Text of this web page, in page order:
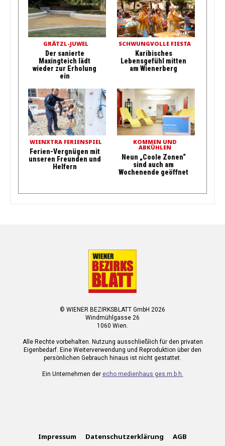
GRÄTZL-JUWEL
Der sanierte
Maxingteich lädt
wieder zur Erholung
ein
SCHWUNGVOLLE FIESTA
Karibisches
Lebensgefühl mitten
am Wienerberg
WIENXTRA FERIENSPIEL
Ferien-Vergnügen mit
unseren Freunden und
Helfern
KOMMEN UND
ABKÜHLEN
Neun „Coole Zonen“
sind auch am
Wochenende geöffnet
© WIENER BEZIRKSBLATT GmbH 2026
Windmühlgasse 26
1060 Wien.
Alle Rechte vorbehalten. Nutzung ausschließlich für den privaten
Eigenbedarf. Eine Weiterverwendung und Reproduktion über den
persönlichen Gebrauch hinaus ist nicht gestattet.
Ein Unternehmen der echo medienhaus ges.m.b.h.
Impressum Datenschutzerklärung AGB